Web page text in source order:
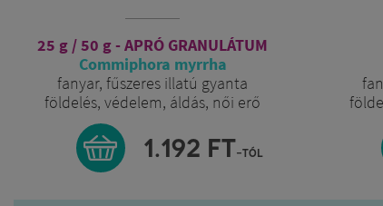
25 g / 50 g - APRÓ GRANULÁTUM
Commiphora myrrha
fanyar, fűszeres illatú gyanta
földelés, védelem, áldás, női erő
1.192 FT-tól